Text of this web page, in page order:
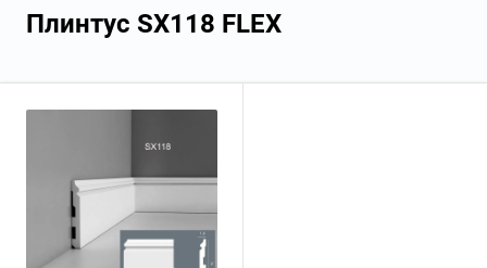
Плинтус SX118 FLEX